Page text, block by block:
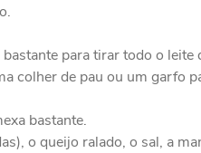
para tirar todo o leite
colher de pau ou um garfo
bastante.
o queijo ralado, o sal, a